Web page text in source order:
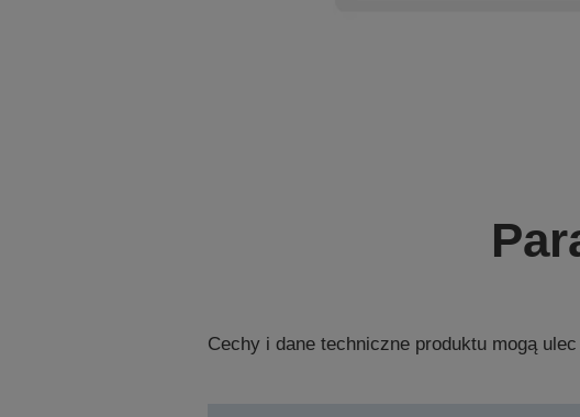
Cechy i dane techniczne produktu mogą